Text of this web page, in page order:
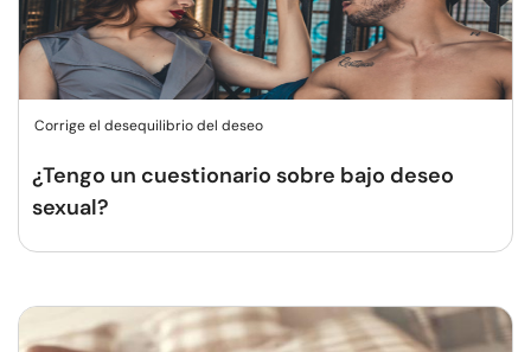
Corrige el desequilibrio del deseo
¿Tengo un cuestionario sobre bajo deseo
sexual?